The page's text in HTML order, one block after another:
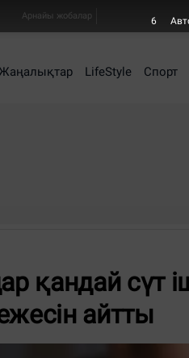
Арнайы жобалар
LifeStyle Спорт
қандай сүт
айтты
5